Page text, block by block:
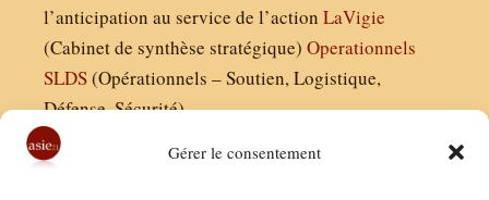
Gérer le consentement
l’anticipation au service de l’action LaVigie
(Cabinet de synthèse stratégique) Operationnels
SLDS(Opérationnels – Soutien, Logistique,
Défense, Sécurité)